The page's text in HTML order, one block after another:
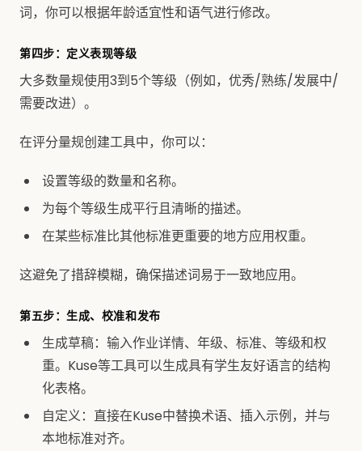
词，你可以根据年龄适宜性和语气进行修改。
第四步：定义表现等级
大多数量规使用3到5个等级（例如，优秀/熟练/发展中/
需要改进）。
在评分量规创建工具中，你可以：
设置等级的数量和名称。
为每个等级生成平行且清晰的描述。
在某些标准比其他标准更重要的地方应用权重。
这避免了措辞模糊，确保描述词易于一致地应用。
第五步：生成、校准和发布
生成草稿：输入作业详情、年级、标准、等级和权
重。Kuse等工具可以生成具有学生友好语言的结构
化表格。
自定义：直接在Kuse中替换术语、插入示例，并与
本地标准对齐。